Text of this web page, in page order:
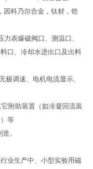
因科乃尔合金，钛材，锆
表爆破阀口、测温口、
口、冷却水进出口及出料
极调速、电机电流显示、
附助装置（如冷凝回流装
等
。
业生产中、小型实验用磁